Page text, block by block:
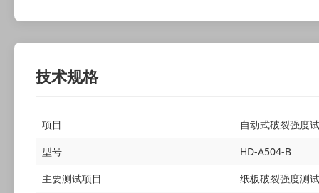
技术规格
项目
自动式破裂强度
型号
HD-A504-B
主要测试项目
纸板破裂强度测